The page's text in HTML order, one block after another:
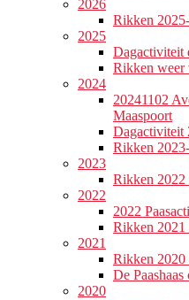
2026
Rikken
2025
Dagactiviteit
Rikken weer
2024
20241102
Maaspoort
Dagactiviteit
Rikken
2023
Rikken 2022
2022
2022
Rikken 2021
2021
Rikken 2020
De
2020